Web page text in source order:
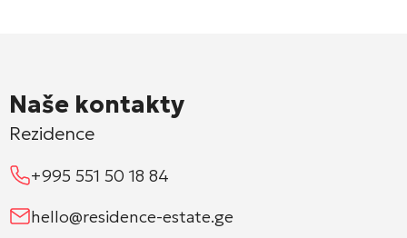
Naše kontakty
Rezidence
+995 551 50 18 84
hello@residence-estate.ge